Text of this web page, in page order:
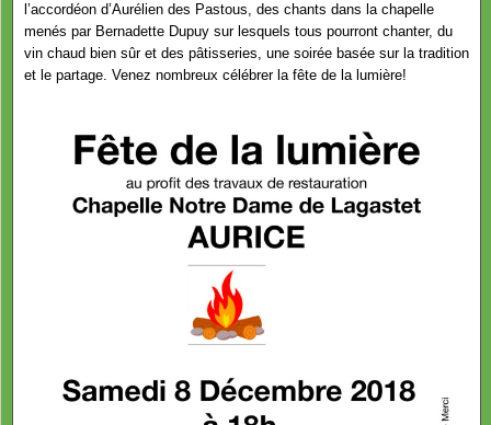
l’accordéon d’Aurélien des Pastous, des chants dans la chapelle
menés par Bernadette Dupuy sur lesquels tous pourront chanter, du
vin chaud bien sûr et des pâtisseries, une soirée basée sur la tradition
et le partage. Venez nombreux célébrer la fête de la lumière!